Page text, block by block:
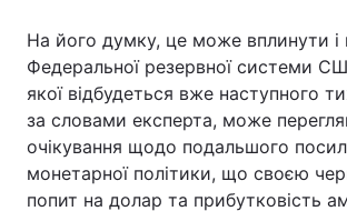
На його думку, це може вплинути і
Федеральної резервної системи
якої відбудеться вже наступного
за словами експерта, може
очікування щодо подальшого
монетарної політики, що своєю
попит на долар та прибутковість